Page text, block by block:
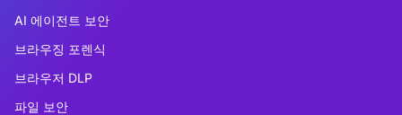
AI 에이전트 보안
브라우징 포렌식
브라우저 DLP
파일 보안